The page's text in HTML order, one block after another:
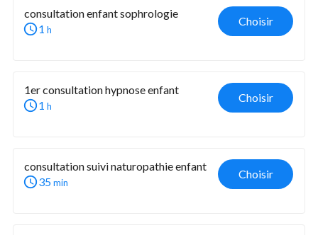
Choisir
consultation enfant sophrologie
1 h
Choisir
1er consultation hypnose enfant
1 h
Choisir
consultation suivi naturopathie enfant
35min